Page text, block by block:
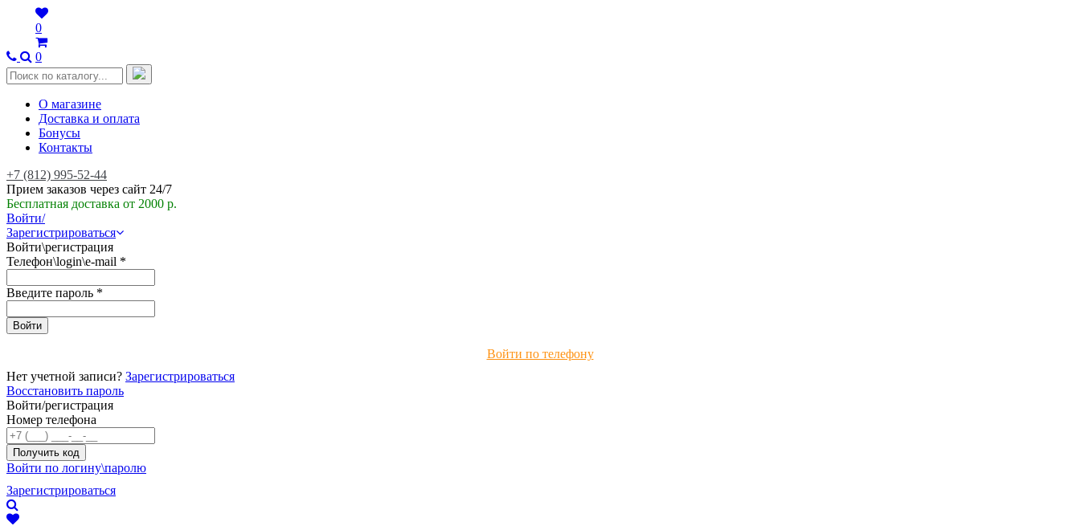
0
0
О магазине
Доставка и оплата
Бонусы
Контакты
+7 (812) 995-52-44
Прием заказов через сайт 24/7
Бесплатная доставка от 2000 р.
Войти/
Зарегистрироваться
Войти\регистрация
Телефон\login\e-mail *
Введите пароль *
Войти по телефону
Нет учетной записи? Зарегистрироваться
Восстановить пароль
Войти/регистрация
Номер телефона
Войти по логину\паролю
Зарегистрироваться